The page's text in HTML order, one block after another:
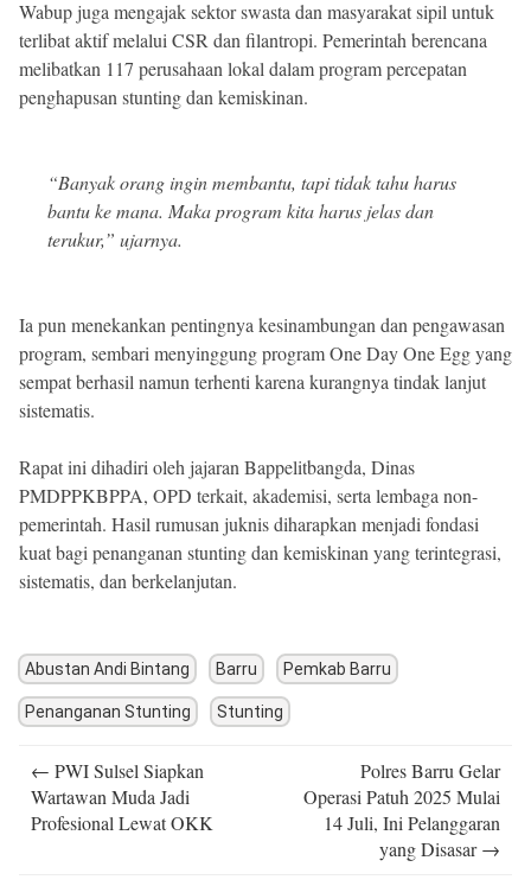
Wabup juga mengajak sektor swasta dan masyarakat sipil untuk
terlibat aktif melalui CSR dan filantropi. Pemerintah berencana
melibatkan 117 perusahaan lokal dalam program percepatan
penghapusan stunting dan kemiskinan.
“Banyak orang ingin membantu, tapi tidak tahu harus
bantu ke mana. Maka program kita harus jelas dan
terukur,” ujarnya.
Ia pun menekankan pentingnya kesinambungan dan pengawasan
program, sembari menyinggung program One Day One Egg yang
sempat berhasil namun terhenti karena kurangnya tindak lanjut
sistematis.
Rapat ini dihadiri oleh jajaran Bappelitbangda, Dinas
PMDPPKBPPA, OPD terkait, akademisi, serta lembaga non-
pemerintah. Hasil rumusan juknis diharapkan menjadi fondasi
kuat bagi penanganan stunting dan kemiskinan yang terintegrasi,
sistematis, dan berkelanjutan.
Abustan Andi Bintang Barru Pemkab Barru
Penanganan Stunting Stunting
navigation
← PWI Sulsel Siapkan
Wartawan Muda Jadi
Profesional Lewat OKK
Polres Barru Gelar
Operasi Patuh 2025 Mulai
14 Juli, Ini Pelanggaran
yang Disasar→